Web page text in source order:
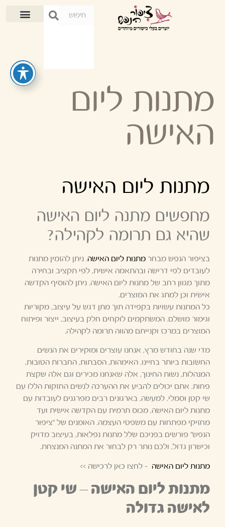
מתנות ליום
האישה
מתנות ליום האישה
מחפשים מתנה ליום האישה
שהיא גם תרומה לקהילה?
בציפור הנפש מבחר מתנות ליום האישה. ניתן להזמין מתנות
לעובדים לפי דרישה ובהתאמה אישית, לפי תקציב ובחירה
מתוך מגוון רחב של מתנות ליום האישה. ניתן להוסיף הקדשה
אישית וכן למתג את המוצרים.
כל המתנות עשויות בקפידה תוך מתן דגש על עיצוב, מקוריות
וגימור מושלם. המשתקמים לוקחים חלק בעיצוב, ייצור ופיתוח
המוצרים במרכז וקנייתם מהווה תרומה לקהילה.
מדי שנה בחודש מרץ, אנחנו עוצרים ומוקירים את הנשים
החשובות ביותר בחיינו. האימהות, הסבתות, החברות הטובות,
המנהלות, נשות החינוך, אלה שאנחנו מכירים וגם אלה שקצת
פחות. אתם יכולים להביע את ההערכה לנשים החזקות הללו עם
שי קטן וסמלי. למעשה, בארגונים רבים מפרגנים לעובדות עם
מתנות ליום האישה, מכוס תרמית עם הקדשה אישית ועד
מחזיקי מפתחות עם משפטי העצמה. האומנים של "ציפור
הנפש" פורשים בפניכם שלל מתנות נפלאות, בעיצוב מדויק
וכישרון גדול, ולכם נותר רק לבחור את המתנה המנצחת.
מתנות ליום האישה – לחצו כאן לרכישה >>
מתנות ליום האישה – שי קטן
לאישה גדולה